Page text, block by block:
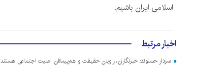
اسلامی ایران باشیم.
اخبار مرتبط
سردار حسنوند: خبرنگاران، راویان حقیقت و هم‌پیمانان امنیت اجتماعی هستند